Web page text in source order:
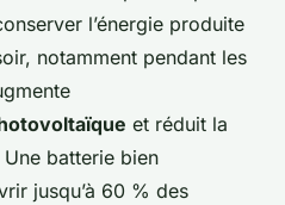
l’énergie produite
notamment pendant les
et réduit la
batterie bien
jusqu’à 60 % des